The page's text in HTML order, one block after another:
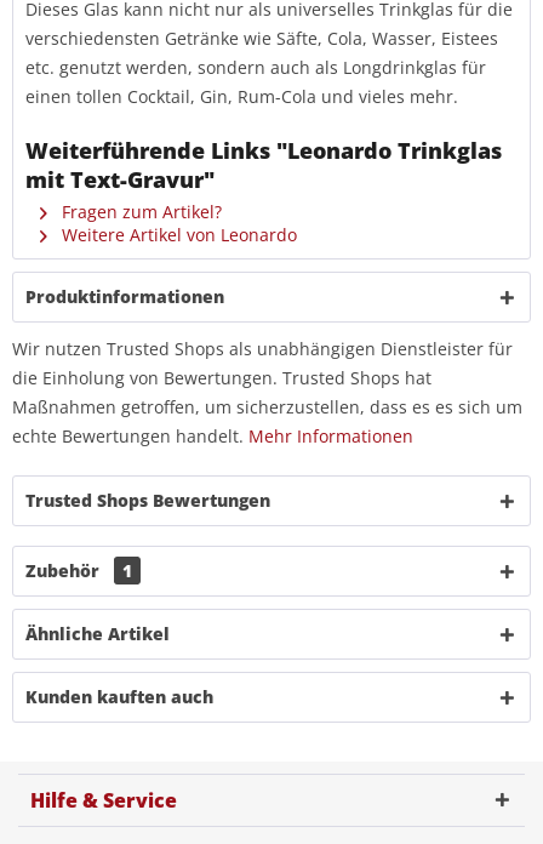
Dieses Glas kann nicht nur als universelles Trinkglas für die
verschiedensten Getränke wie Säfte, Cola, Wasser, Eistees
etc. genutzt werden, sondern auch als Longdrinkglas für
einen tollen Cocktail, Gin, Rum-Cola und vieles mehr.
Weiterführende Links "Leonardo Trinkglas
mit Text-Gravur"
Fragen zum Artikel?
Weitere Artikel von Leonardo
Produktinformationen
Wir nutzen Trusted Shops als unabhängigen Dienstleister für
die Einholung von Bewertungen. Trusted Shops hat
Maßnahmen getroffen, um sicherzustellen, dass es es sich um
echte Bewertungen handelt. Mehr Informationen
Trusted Shops Bewertungen
Zubehör 1
Ähnliche Artikel
Kunden kauften auch
Hilfe & Service